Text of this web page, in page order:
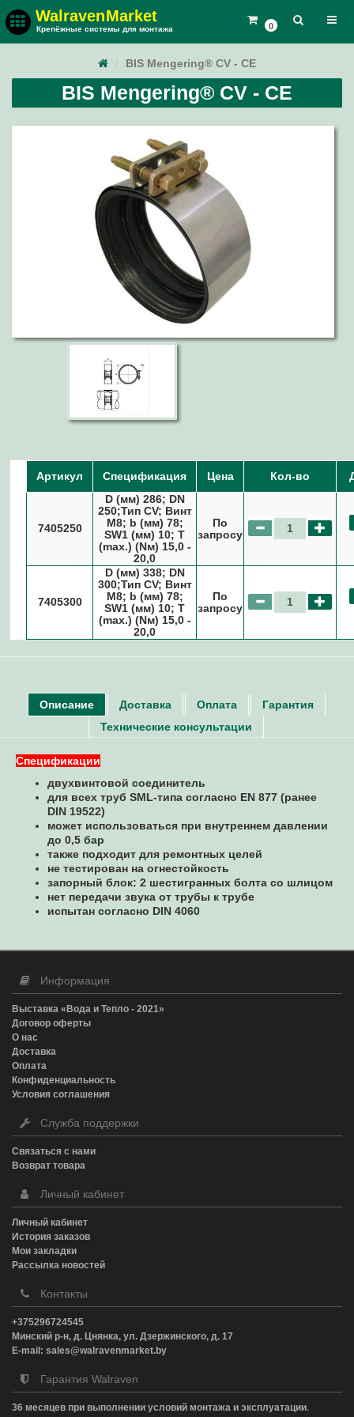
0
WalravenMarket
Крепёжные системы для монтажа
BIS Mengering® CV - CE
BIS Mengering® CV - CE
Артикул Спецификация Цена Кол-во
7405250
D (мм) 286; DN
250;Тип CV; Винт
M8; b (мм) 78;
SW1 (мм) 10; T
(max.) (Nм) 15,0 -
20,0
По
запросу
7405300
D (мм) 338; DN
300;Тип CV; Винт
M8; b (мм) 78;
SW1 (мм) 10; T
(max.) (Nм) 15,0 -
20,0
По
запросу
Описание Доставка Оплата
Гарантия
Технические консультации
Спецификации
двухвинтовой соединитель
для всех труб SML-типа согласно EN 877 (ранее
DIN 19522)
может использоваться при внутреннем давлении
до 0,5 бар
также подходит для ремонтных целей
не тестирован на огнестойкость
запорный блок: 2 шестигранных болта со шлицом
нет передачи звука от трубы к трубе
испытан согласно DIN 4060
Информация
Выставка «Вода и Тепло - 2021»
Договор оферты
О нас
Доставка
Оплата
Конфиденциальность
Условия соглашения
Служба поддержки
Связаться с нами
Возврат товара
Личный кабинет
Личный кабинет
История заказов
Мои закладки
Рассылка новостей
Контакты
+375296724545
Минский р-н, д. Цнянка, ул. Дзержинского, д. 17
E-mail: sales@walravenmarket.by
Гарантия Walraven
36 месяцев при выполнении условий монтажа и эксплуатации.